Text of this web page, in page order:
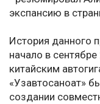
экспансию в
История данного
начало в
китайским
«Узавтосаноат»
создании